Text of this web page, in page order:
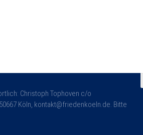
Christoph Tophoven c/o
Köln, kontakt@friedenkoeln.de. Bitte